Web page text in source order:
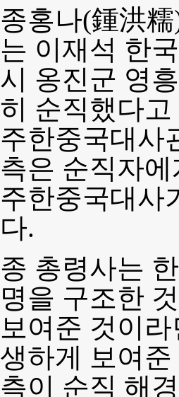
종홍나(鍾洪
는 이재석 한
시 옹진군 영
히 순직했다
주한중국대사
측은 순직자
주한중국대사
다.
종 총령사는
명을 구조한
보여준 것이
생하게 보여
측이 순직 해